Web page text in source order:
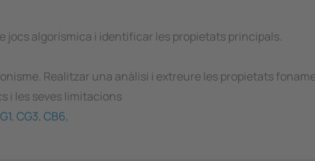
jocs algorísmica i identificar les propietats principals.
Realitzar una anàlisi i extreure les propietats
i les seves limitacions
, CG3, CB6,